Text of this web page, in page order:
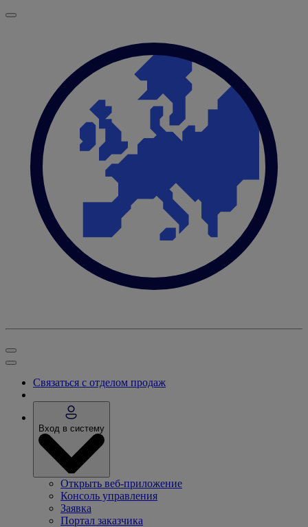
Связаться с отделом продаж
Вход в систему
Открыть веб-приложение
Консоль управления
Заявка
Портал заказчика